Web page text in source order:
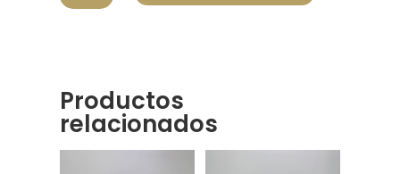
BIG
Productos
relacionados